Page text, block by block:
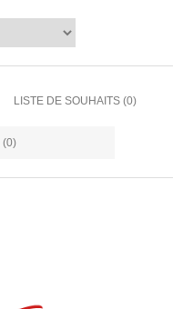
LISTE DE SOUHAITS (0)
(0)